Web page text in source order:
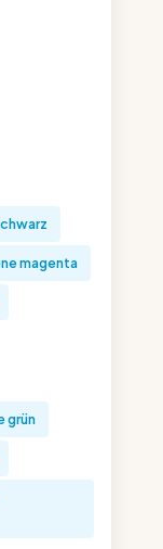
magenta
grün